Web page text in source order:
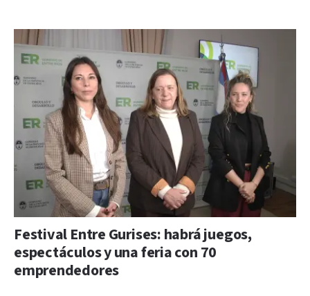
Festival Entre Gurises: habrá juegos,
espectáculos y una feria con 70
emprendedores